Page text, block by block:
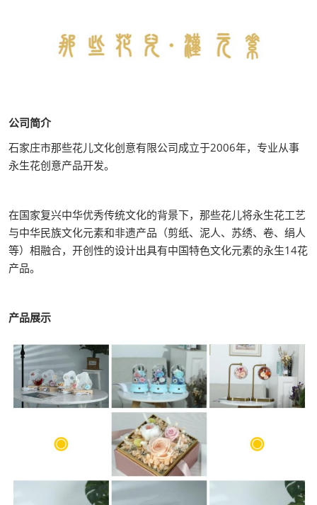
公司简介
石家庄市那些花儿文化创意有限公司成立于2006年，专业从事
永生花创意产品开发。
在国家复兴中华优秀传统文化的背景下，那些花儿将永生花工艺
与中华民族文化元素和非遗产品（剪纸、泥人、苏绣、卷、绢人
等）相融合，开创性的设计出具有中国特色文化元素的永生14花
产品。
产品展示